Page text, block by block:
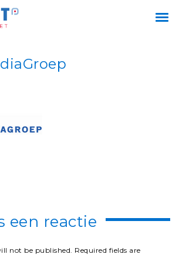
een reactie
not be published. Required fields are